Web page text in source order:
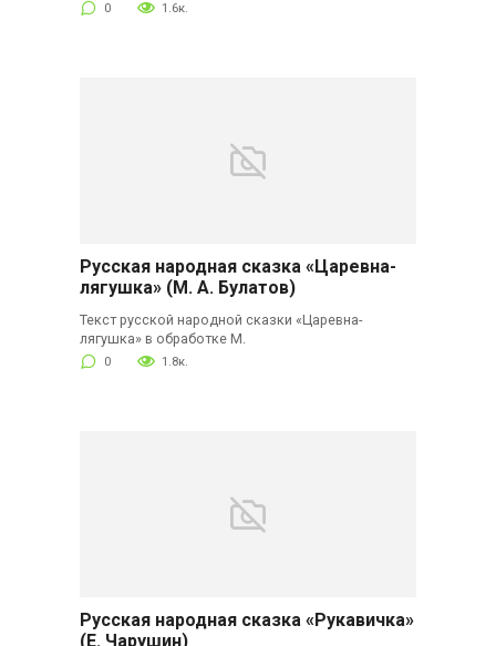
0 1.6к.
Русская народная сказка «Царевна-
лягушка» (М. А. Булатов)
Текст русской народной сказки «Царевна-
лягушка» в обработке М.
0 1.8к.
Русская народная сказка «Рукавичка»
(Е. Чарушин)